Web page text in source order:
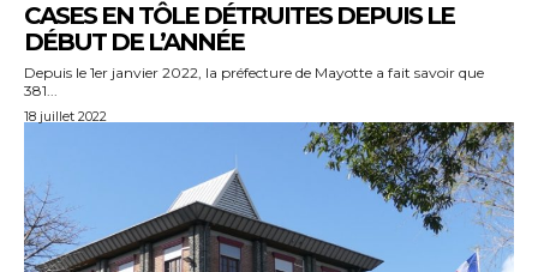
CASES EN TÔLE DÉTRUITES DEPUIS LE
DÉBUT DE L’ANNÉE
Depuis le 1er janvier 2022, la préfecture de Mayotte a fait savoir que
381...
18 juillet 2022